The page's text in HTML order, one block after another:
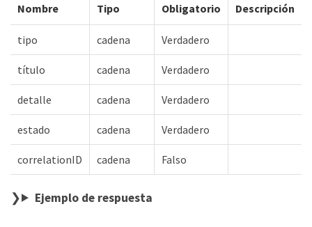
Nombre Tipo Obligatorio Descripción
tipo cadena Verdadero
título cadena Verdadero
detalle cadena Verdadero
estado cadena Verdadero
correlationID cadena Falso
Ejemplo de respuesta